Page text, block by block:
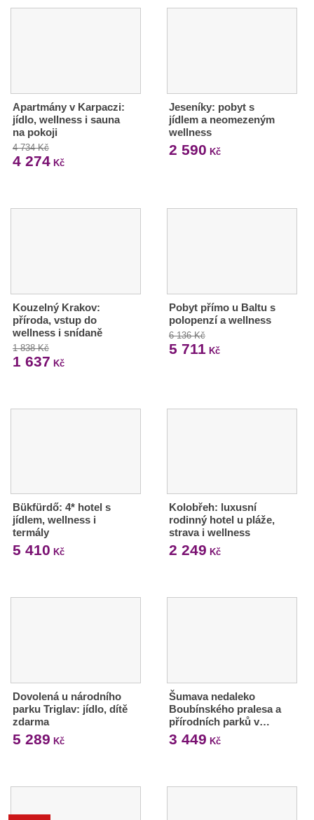
Apartmány v Karpaczi:
jídlo, wellness i sauna
na pokoji
4 734 Kč
4 274 Kč
Jeseníky: pobyt s
jídlem a neomezeným
wellness
2 590 Kč
Kouzelný Krakov:
příroda, vstup do
wellness i snídaně
1 838 Kč
1 637 Kč
Pobyt přímo u Baltu s
polopenzí a wellness
6 136 Kč
5 711 Kč
Bükfürdő: 4* hotel s
jídlem, wellness i
termály
5 410 Kč
Kolobřeh: luxusní
rodinný hotel u pláže,
strava i wellness
2 249 Kč
Dovolená u národního
parku Triglav: jídlo, dítě
zdarma
5 289 Kč
Šumava nedaleko
Boubínského pralesa a
přírodních parků v…
3 449 Kč